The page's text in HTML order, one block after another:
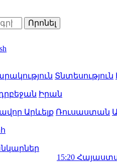
Տնտեսություն
Իրան
Արևելք Ռուսաստան
Հայաստանում